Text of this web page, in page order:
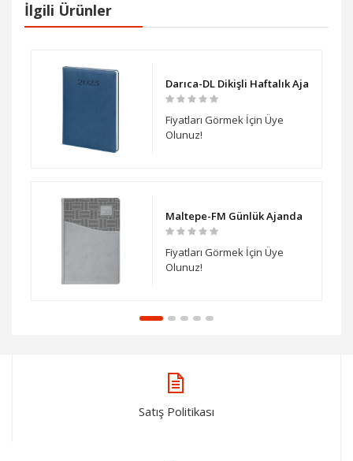
İlgili Ürünler
Darıca-DL Dikişli Haftalık Ajanda
Fiyatları Görmek İçin Üye
Olunuz!
Maltepe-FM Günlük Ajanda
Fiyatları Görmek İçin Üye
Olunuz!
Satış Politikası